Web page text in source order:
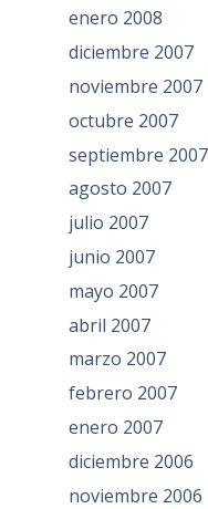
enero 2008
diciembre 2007
noviembre 2007
octubre 2007
septiembre 2007
agosto 2007
julio 2007
junio 2007
mayo 2007
abril 2007
marzo 2007
febrero 2007
enero 2007
diciembre 2006
noviembre 2006